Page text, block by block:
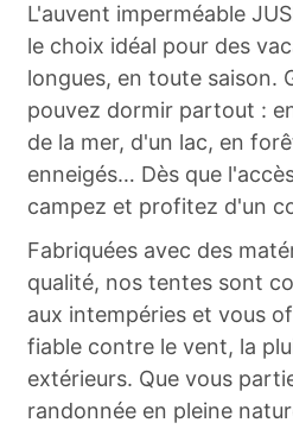
L'auvent imperméable
le choix idéal pour des
longues, en toute saison.
pouvez dormir partout :
de la mer, d'un lac, en
enneigés… Dès que
campez et profitez d'un
Fabriquées avec des
qualité, nos tentes sont
aux intempéries et vous
fiable contre le vent, la
extérieurs. Que vous
randonnée en pleine